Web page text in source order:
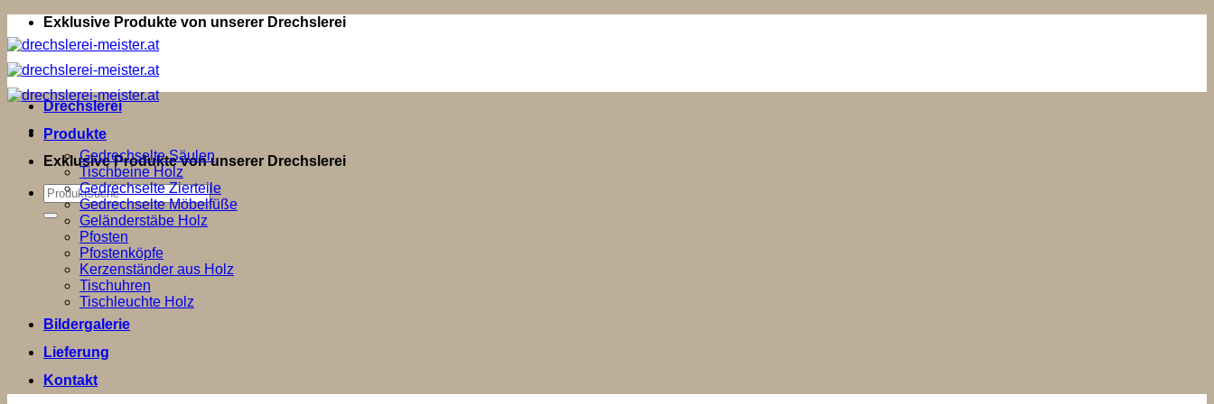
Zum
Inhalt
springen
Exklusive Produkte von unserer Drechslerei
Exklusive Produkte von unserer Drechslerei
Suchen
nach:
Drechslerei
Produkte
Gedrechselte Säulen
Tischbeine Holz
Gedrechselte Zierteile
Gedrechselte Möbelfüße
Geländerstäbe Holz
Pfosten
Pfostenköpfe
Kerzenständer aus Holz
Tischuhren
Tischleuchte Holz
Bildergalerie
Lieferung
Kontakt